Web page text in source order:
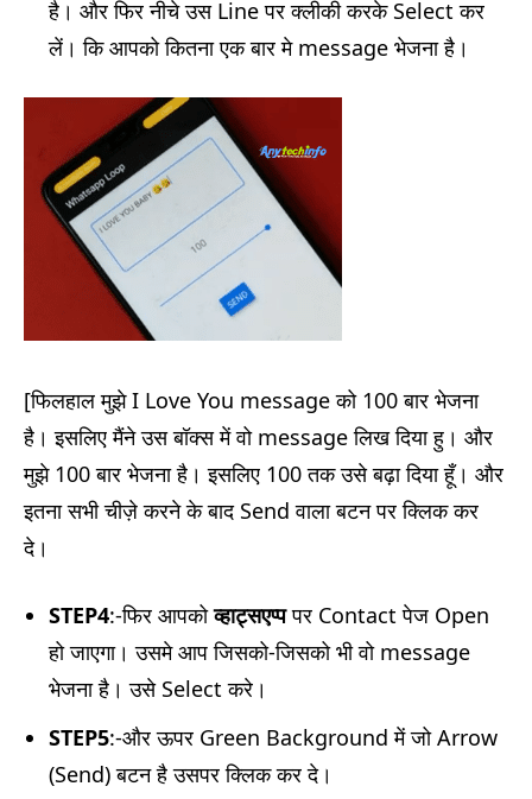
है। और फिर नीचे उस Line पर क्लीकी करके Select कर
लें। कि आपको कितना एक बार मे message भेजना है।
[फिलहाल मुझे I Love You message को 100 बार भेजना
है। इसलिए मैंने उस बॉक्स में वो message लिख दिया हु। और
मुझे 100 बार भेजना है। इसलिए 100 तक उसे बढ़ा दिया हूँ। और
इतना सभी चीज़े करने के बाद Send वाला बटन पर क्लिक कर
दे।
STEP4:-फिर आपकोव्हाट्सएप्पपर Contact पेज Open
हो जाएगा। उसमे आप जिसको-जिसको भी वो message
भेजना है। उसे Select करे।
STEP5:-और ऊपर Green Background में जो Arrow
(Send) बटन है उसपर क्लिक कर दे।